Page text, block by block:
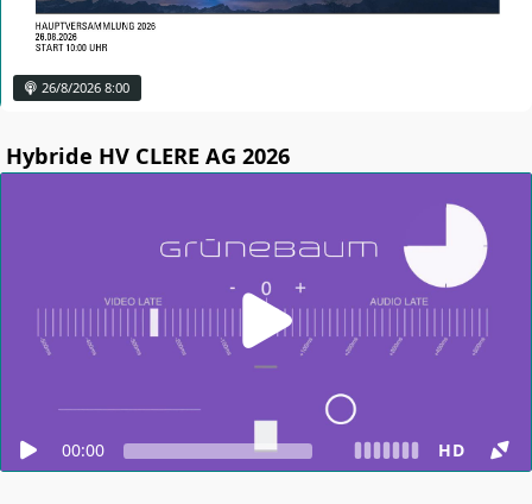
26/8/2026 8:00
Hybride HV CLERE AG 2026
00:00 HD